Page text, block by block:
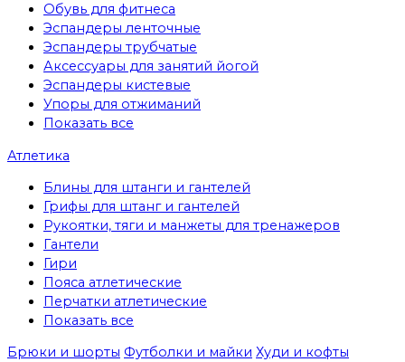
Обувь для фитнеса
Эспандеры ленточные
Эспандеры трубчатые
Аксессуары для занятий йогой
Эспандеры кистевые
Упоры для отжиманий
Показать все
Атлетика
Блины для штанги и гантелей
Грифы для штанг и гантелей
Рукоятки, тяги и манжеты для тренажеров
Гантели
Гири
Пояса атлетические
Перчатки атлетические
Показать все
Брюки и шорты Футболки и майки Худи и кофты